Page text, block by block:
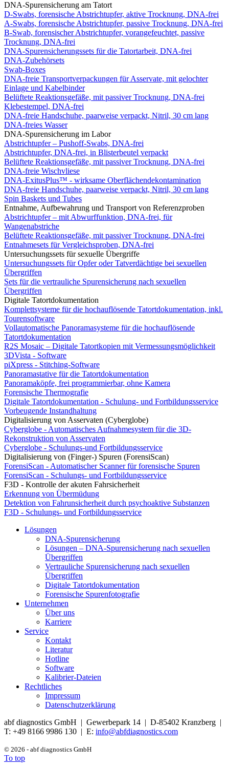
DNA-Spurensicherung am Tatort
D-Swabs, forensische Abstrichtupfer, aktive Trocknung, DNA-frei
A-Swabs, forensische Abstrichtupfer, passive Trocknung, DNA-frei
B-Swab, forensischer Abstrichtupfer, vorangefeuchtet, passive
Trocknung, DNA-frei
DNA-Spurensicherungssets für die Tatortarbeit, DNA-frei
DNA-Zubehörsets
Swab-Boxes
DNA-freie Transportverpackungen für Asservate, mit gelochter
Einlage und Kabelbinder
Belüftete Reaktionsgefäße, mit passiver Trocknung, DNA-frei
Klebestempel, DNA-frei
DNA-freie Handschuhe, paarweise verpackt, Nitril, 30 cm lang
DNA-freies Wasser
DNA-Spurensicherung im Labor
Abstrichtupfer – Pushoff-Swabs, DNA-frei
Abstrichtupfer, DNA-frei, in Blisterbeutel verpackt
Belüftete Reaktionsgefäße, mit passiver Trocknung, DNA-frei
DNA-freie Wischvliese
DNA-ExitusPlus™ - wirksame Oberflächendekontamination
DNA-freie Handschuhe, paarweise verpackt, Nitril, 30 cm lang
Spin Baskets und Tubes
Entnahme, Aufbewahrung und Transport von Referenzproben
Abstrichtupfer – mit Abwurffunktion, DNA-frei, für
Wangenabstriche
Belüftete Reaktionsgefäße, mit passiver Trocknung, DNA-frei
Entnahmesets für Vergleichsproben, DNA-frei
Untersuchungssets für sexuelle Übergriffe
Untersuchungssets für Opfer oder Tatverdächtige bei sexuellen
Übergriffen
Sets für die vertrauliche Spurensicherung nach sexuellen
Übergriffen
Digitale Tatortdokumentation
Komplettsysteme für die hochauflösende Tatortdokumentation, inkl.
Tourensoftware
Vollautomatische Panoramasysteme für die hochauflösende
Tatortdokumentation
R2S Mosaic – Digitale Tatortkopien mit Vermessungsmöglichkeit
3DVista - Software
piXpress - Stitching-Software
Panoramastative für die Tatortdokumentation
Panoramaköpfe, frei programmierbar, ohne Kamera
Forensische Thermografie
Digitale Tatortdokumentation - Schulung- und Fortbildungsservice
Vorbeugende Instandhaltung
Digitalisierung von Asservaten (Cyberglobe)
Cyberglobe - Automatisches Aufnahmesystem für die 3D-
Rekonstruktion von Asservaten
Cyberglobe - Schulungs-und Fortbildungsservice
Digitalisierung von (Finger-) Spuren (ForensiScan)
ForensiScan - Automatischer Scanner für forensische Spuren
ForensiScan - Schulungs- und Fortbildungsservice
F3D - Kontrolle der akuten Fahrsicherheit
Erkennung von Übermüdung
Detektion von Fahrunsicherheit durch psychoaktive Substanzen
F3D - Schulungs- und Fortbildungsservice
Lösungen
DNA-Spurensicherung
Lösungen – DNA-Spurensicherung nach sexuellen
Übergriffen
Vertrauliche Spurensicherung nach sexuellen
Übergriffen
Digitale Tatortdokumentation
Forensische Spurenfotografie
Unternehmen
Über uns
Karriere
Service
Kontakt
Literatur
Hotline
Software
Kalibrier-Dateien
Rechtliches
Impressum
Datenschutzerklärung
abf diagnostics GmbH | Gewerbepark 14 | D-85402 Kranzberg |
T: +49 8166 9986 130 | E: info@abfdiagnostics.com
© 2026 - abf diagnostics GmbH
To top